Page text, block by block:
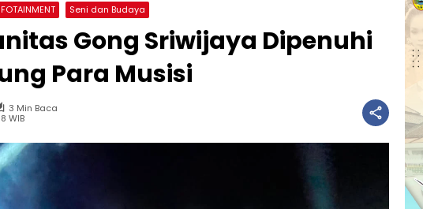
Seni dan Budaya
Gong Sriwijaya Dipenuhi
Para Musisi
3 Min Baca
WIB